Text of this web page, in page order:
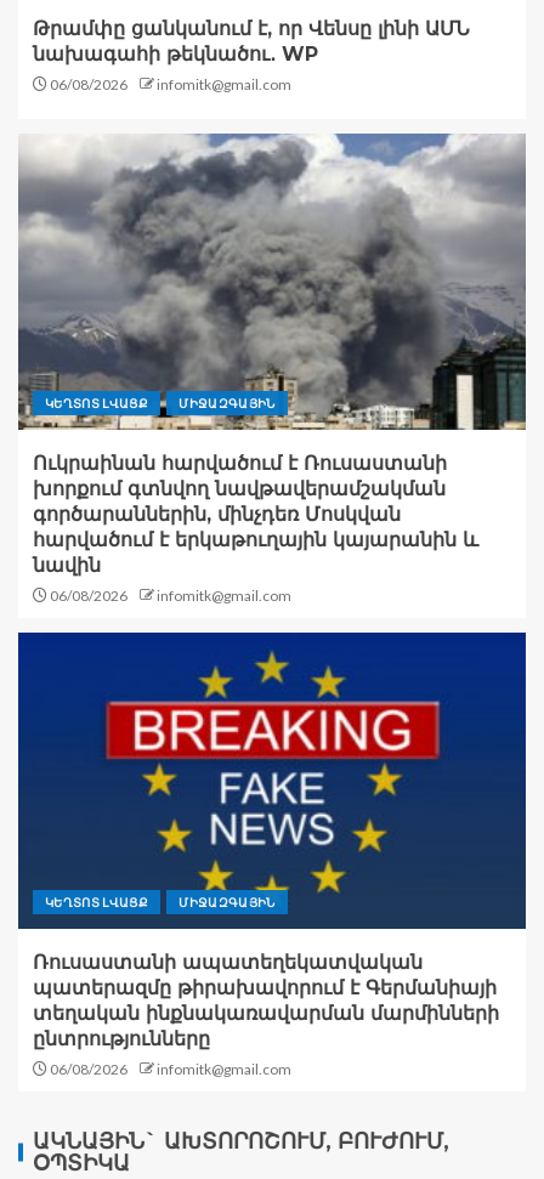
Թրամփը ցանկանում է, որ Վենսը լինի ԱՄՆ
նախագահի թեկնածու․ WP
06/08/2026 infomitk@gmail.com
ԿԵՂՏՈՏ ԼՎԱՑՔ ՄԻՋԱԶԳԱՅԻՆ
Ուկրաինան հարվածում է Ռուսաստանի
խորքում գտնվող նավթավերամշակման
գործարաններին, մինչդեռ Մոսկվան
հարվածում է երկաթուղային կայարանին և
նավին
06/08/2026 infomitk@gmail.com
ԿԵՂՏՈՏ ԼՎԱՑՔ ՄԻՋԱԶԳԱՅԻՆ
Ռուսաստանի ապատեղեկատվական
պատերազմը թիրախավորում է Գերմանիայի
տեղական ինքնակառավարման մարմինների
ընտրությունները
06/08/2026 infomitk@gmail.com
ԱԿՆԱՅԻՆ` ԱԽՏՈՐՈՇՈՒՄ, ԲՈՒԺՈՒՄ,
ՕՊՏԻԿԱ